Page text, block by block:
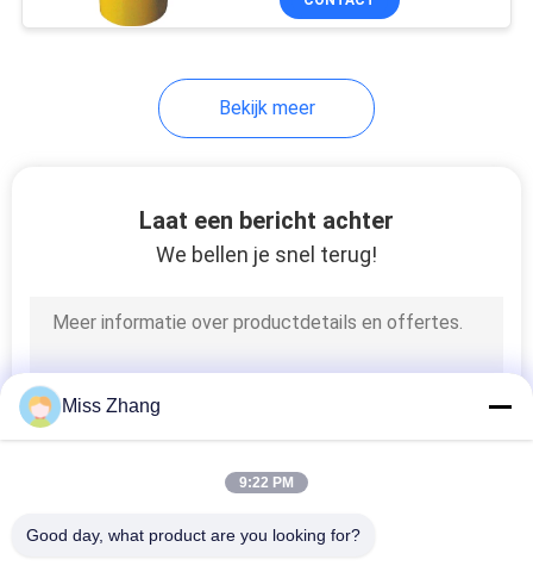
Bekijk meer
Laat een bericht achter
We bellen je snel terug!
Miss Zhang
9:22 PM
Good day, what product are you looking for?